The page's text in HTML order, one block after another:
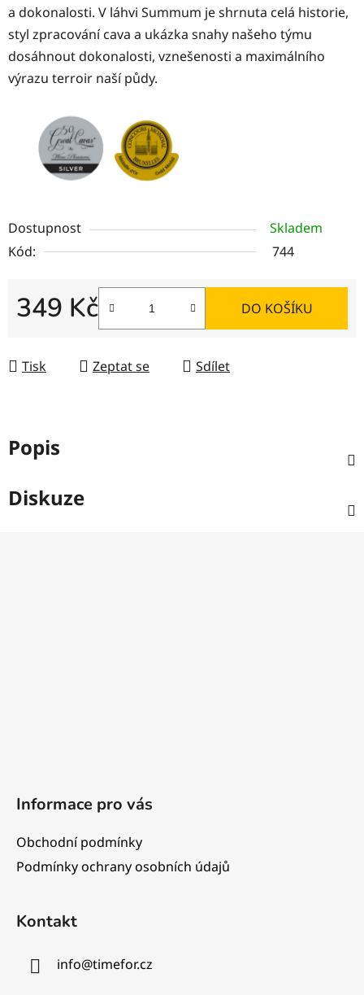
a dokonalosti. V láhvi Summum je shrnuta celá historie,
styl zpracování cava a ukázka snahy našeho týmu
dosáhnout dokonalosti, vznešenosti a maximálního
výrazu terroir naší půdy.
Dostupnost
Skladem
Kód:
744
349 Kč DO KOŠÍKU
Tisk Zeptat se Sdílet
Popis
Diskuze
Informace pro vás
Obchodní podmínky
Podmínky ochrany osobních údajů
Kontakt
info@timefor.cz